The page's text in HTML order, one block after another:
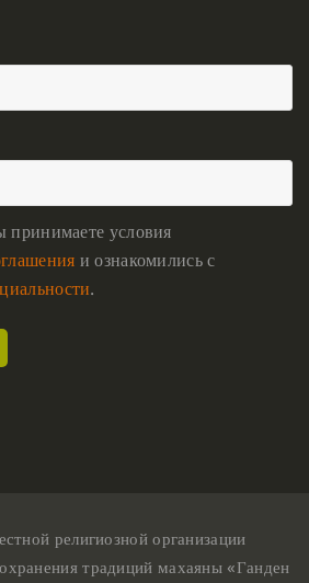
принимаете условия
и ознакомились с
.
религиозной организации
традиций махаяны «Ганден